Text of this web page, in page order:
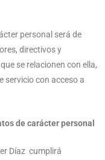
personal será de
directivos y
se relacionen con ella,
servicio con acceso a
de carácter personal
Díaz cumplirá